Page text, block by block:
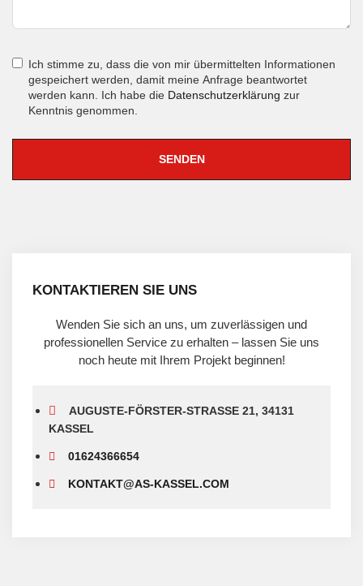
Ich stimme zu, dass die von mir übermittelten Informationen
gespeichert werden, damit meine Anfrage beantwortet
werden kann. Ich habe die Datenschutzerklärung zur
Kenntnis genommen.
SENDEN
KONTAKTIEREN SIE UNS
Wenden Sie sich an uns, um zuverlässigen und
professionellen Service zu erhalten – lassen Sie uns
noch heute mit Ihrem Projekt beginnen!
AUGUSTE-FÖRSTER-STRASSE 21, 34131 K
ASSEL
01624366654
KONTAKT@AS-KASSEL.COM